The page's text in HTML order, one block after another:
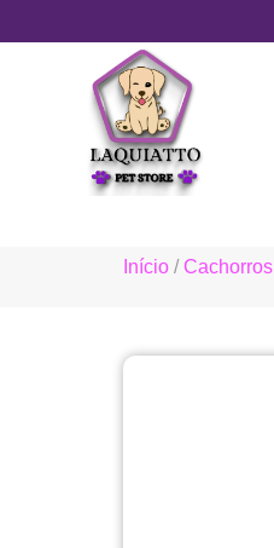
Início /Cachorros